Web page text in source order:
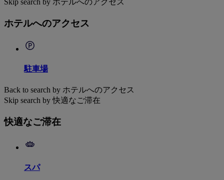
Skip search by ホテルへのアクセス
ホテルへのアクセス
駐車場
Back to search by ホテルへのアクセス
Skip search by 快適なご滞在
快適なご滞在
スパ